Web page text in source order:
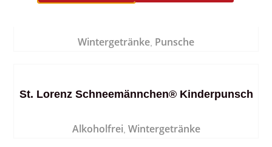
Wintergetränke Punsche
St. Lorenz Punsch mit Amarettogeschmack
Alkoholfrei Wintergetränke
St. Lorenz Schneemännchen® Kinderpunsch